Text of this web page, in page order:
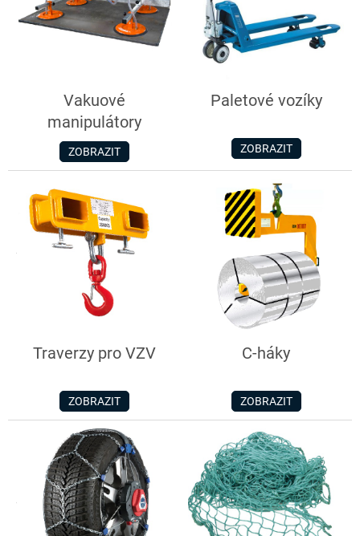
Vakuové
manipulátory
ZOBRAZIT
Paletové vozíky
ZOBRAZIT
Traverzy pro VZV
ZOBRAZIT
C-háky
ZOBRAZIT